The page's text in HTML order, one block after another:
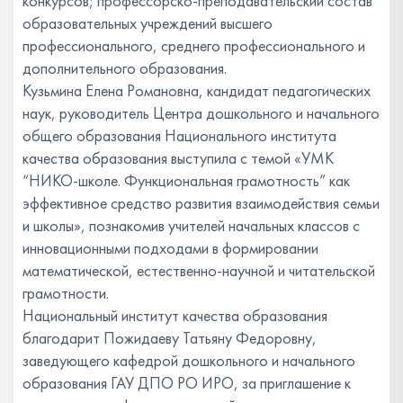
образовательных учреждений высшего
профессионального, среднего профессионального и
дополнительного образования.
Кузьмина Елена Романовна, кандидат педагогических
наук, руководитель Центра дошкольного и начального
общего образования Национального института
качества образования выступила с темой «УМК
“НИКО-школе. Функциональная грамотность” как
эффективное средство развития взаимодействия семьи
и школы», познакомив учителей начальных классов с
инновационными подходами в формировании
математической, естественно-научной и читательской
грамотности.
Национальный институт качества образования
благодарит Пожидаеву Татьяну Федоровну,
заведующего кафедрой дошкольного и начального
образования ГАУ ДПО РО ИРО, за приглашение к